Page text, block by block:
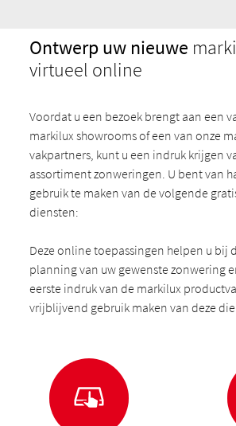
Ontwerp uw nieuwe
virtueel online
Voordat u een bezoek brengt aan een
markilux showrooms of een van onze
vakpartners, kunt u een indruk krijgen
assortiment zonweringen. U bent van
gebruik te maken van de volgende
diensten:
Deze online toepassingen helpen u bij
planning van uw gewenste zonwering
eerste indruk van de markilux
vrijblijvend gebruik maken van deze